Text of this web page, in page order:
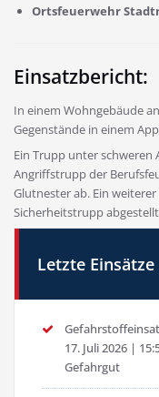
Ortsfeuerwehr
Einsatzbericht:
In einem Wohngebäude
Gegenstände in einem
Ein Trupp unter schweren
Angriffstrupp der
Glutnester ab. Ein
Sicherheitstrupp
Letzte Einsätze
17. Juli 2026 |
Gefahrgut